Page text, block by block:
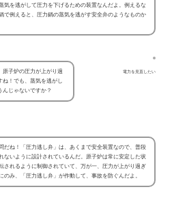
気を逃がして圧力を下げるための装置なんだよ。例えるな
で例えると、圧力鍋の蒸気を逃がす安全弁のようなものか
電力を見直したい
原子炉の圧力が上がり過
ね！でも、蒸気を逃がし
んじゃないですか？
だね！「圧力逃し弁」は、あくまで安全装置なので、普段
ないように設計されているんだ。原子炉は常に安定した状
されるように制御されていて、万が一、圧力が上がり過ぎ
のみ、「圧力逃し弁」が作動して、事故を防ぐんだよ。